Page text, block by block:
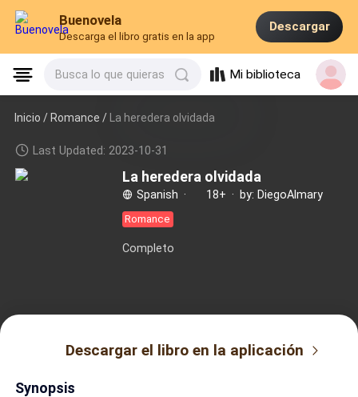
Buenovela
Descarga el libro gratis en la app
Descargar
Busca lo que quieras Mi biblioteca
Inicio /Romance / La heredera olvidada
Last Updated: 2023-10-31
La heredera olvidada
Spanish · 18+ · by: DiegoAlmary
Romance
Completo
Descargar el libro en la aplicación
Synopsis